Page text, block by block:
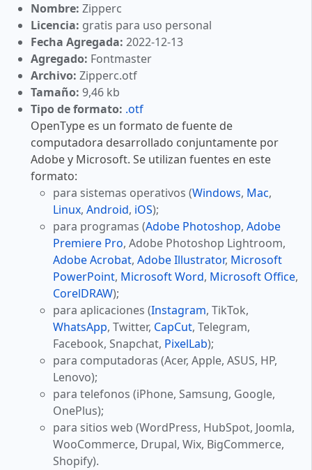
Nombre: Zipperc
Licencia: gratis para uso personal
Fecha Agregada: 2022-12-13
Agregado: Fontmaster
Archivo: Zipperc.otf
Tamaño: 9,46 kb
Tipo de formato: .otf
OpenType es un formato de fuente de
computadora desarrollado conjuntamente por
Adobe y Microsoft. Se utilizan fuentes en este
formato:
para sistemas operativos (Windows, Mac,
Linux, Android, iOS);
para programas (Adobe Photoshop, Adobe
Premiere Pro, Adobe Photoshop Lightroom,
Adobe Acrobat, Adobe Illustrator, Microsoft
PowerPoint, Microsoft Word, Microsoft Office,
CorelDRAW);
para aplicaciones (Instagram, TikTok,
WhatsApp, Twitter, CapCut, Telegram,
Facebook, Snapchat, PixelLab);
para computadoras (Acer, Apple, ASUS, HP,
Lenovo);
para telefonos (iPhone, Samsung, Google,
OnePlus);
para sitios web (WordPress, HubSpot, Joomla,
WooCommerce, Drupal, Wix, BigCommerce,
Shopify).